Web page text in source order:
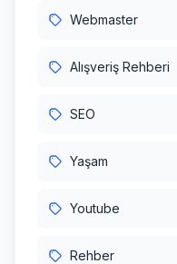
Webmaster
Alışveriş Rehberi
SEO
Yaşam
Youtube
Rehber